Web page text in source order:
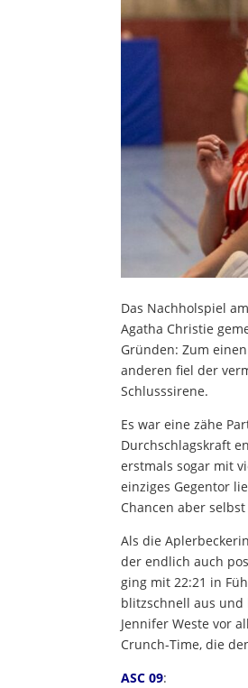
Das Nachholspiel
Agatha Christie
Gründen: Zum
anderen fiel der
Schlusssirene.
Es war eine zähe
Durchschlagskraft
erstmals sogar mit
einziges Gegentor
Chancen aber
Als die
der endlich auch
ging mit 22:21 in
blitzschnell aus und
Jennifer Weste vor
Crunch-Time, die
ASC 09: